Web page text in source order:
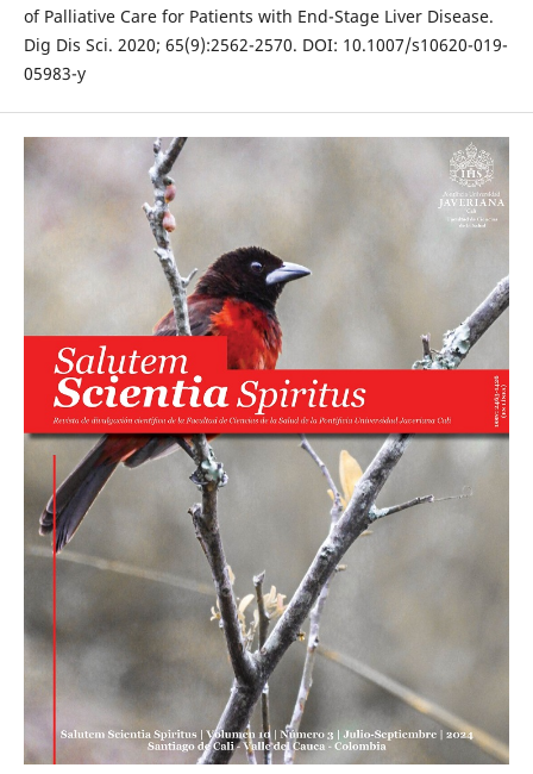
of Palliative Care for Patients with End-Stage Liver Disease.
Dig Dis Sci. 2020; 65(9):2562-2570. DOI: 10.1007/s10620-019-
05983-y